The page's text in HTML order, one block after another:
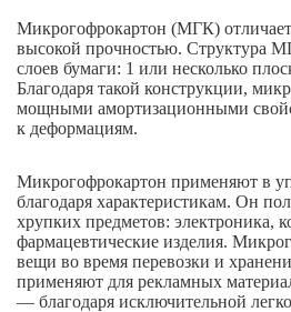
Микрогофрокартон (МГК)
высокой прочностью. Структура
слоев бумаги: 1 или несколько
Благодаря такой конструкции,
мощными амортизационными
к деформациям.
Микрогофрокартон применяют в
благодаря характеристикам. Он
хрупких предметов: электроника,
фармацевтические изделия.
вещи во время перевозки и
применяют для рекламных
— благодаря исключительной